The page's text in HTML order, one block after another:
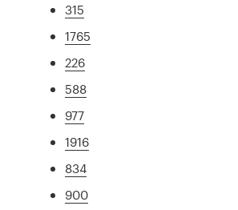
315
1765
226
588
977
1916
834
900